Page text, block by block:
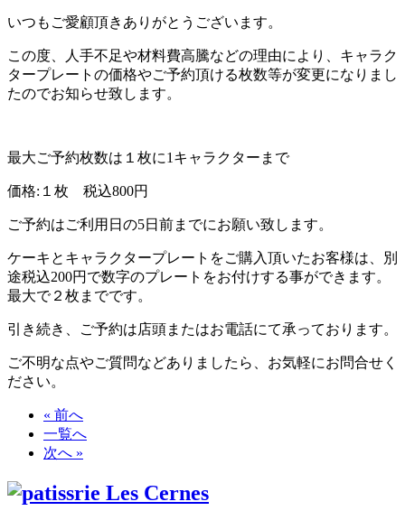
いつもご愛顧頂きありがとうございます。
この度、人手不足や材料費高騰などの理由により、キャラク
タープレートの価格やご予約頂ける枚数等が変更になりまし
たのでお知らせ致します。
最大ご予約枚数は１枚に1キャラクターまで
価格:１枚 税込800円
ご予約はご利用日の5日前までにお願い致します。
ケーキとキャラクタープレートをご購入頂いたお客様は、別
途税込200円で数字のプレートをお付けする事ができます。
最大で２枚までです。
引き続き、ご予約は店頭またはお電話にて承っております。
ご不明な点やご質問などありましたら、お気軽にお問合せく
ださい。
« 前へ
一覧へ
次へ »